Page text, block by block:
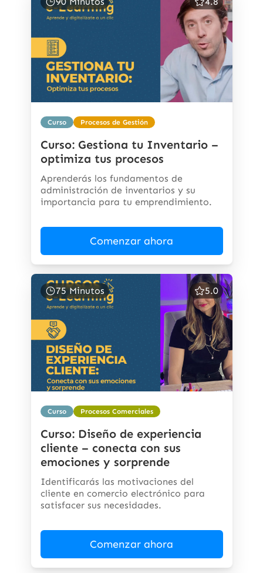
Curso Procesos de Gestión
Curso: Gestiona tu Inventario –
optimiza tus procesos
Aprenderás los fundamentos de
administración de inventarios y su
importancia para tu emprendimiento.
Comenzar ahora
75 Minutos 5.0
Curso Procesos Comerciales
Curso: Diseño de experiencia
cliente – conecta con sus
emociones y sorprende
Identificarás las motivaciones del
cliente en comercio electrónico para
satisfacer sus necesidades.
Comenzar ahora